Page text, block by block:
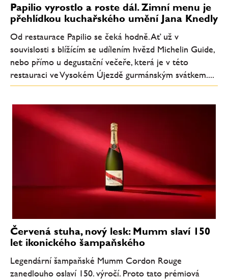
Papilio vyrostlo a roste dál. Zimní menu je
přehlídkou kuchařského umění Jana Knedly
Od restaurace Papilio se čeká hodně. Ať už v
souvislosti s blížícím se udílením hvězd Michelin Guide,
nebo přímo u degustační večeře, která je v této
restauraci ve Vysokém Újezdě gurmánským svátkem....
Červená stuha, nový lesk: Mumm slaví 150
let ikonického šampaňského
Legendární šampaňské Mumm Cordon Rouge
zanedlouho oslaví 150. výročí. Proto tato prémiová